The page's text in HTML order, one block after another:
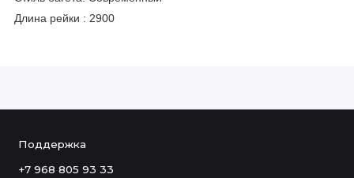
Длина рейки : 2900
Поддержка
+7 968 805 93 33